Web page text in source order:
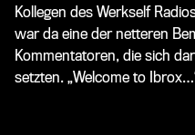
Kollegen des Werkself
war da eine der netteren
Kommentatoren, die sich
setzten. „Welcome to